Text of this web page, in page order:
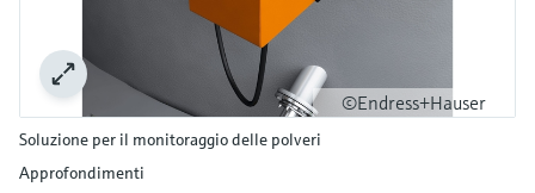
©Endress+Hauser
Soluzione per il monitoraggio delle polveri
Approfondimenti